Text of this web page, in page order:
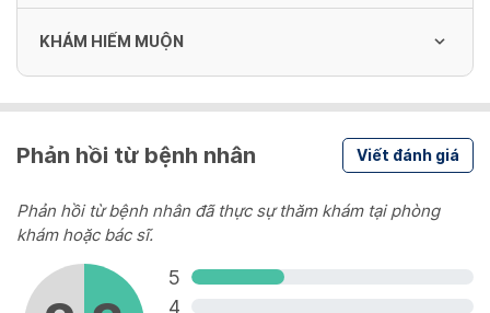
Soi tươi huyết trắng
Soi CTC
300,000 VND
Tháo vòng có dây
300,000 VND
Tháo vòng không dây
KHÁM HIẾM MUỘN
+siêu âm)
Kích thích trứng
1,000,000 VND
Phản hồi từ bệnh nhân Viết đánh giá
Phản hồi từ bệnh nhân đã thực sự thăm khám tại phòng
khám hoặc bác sĩ.
5
4